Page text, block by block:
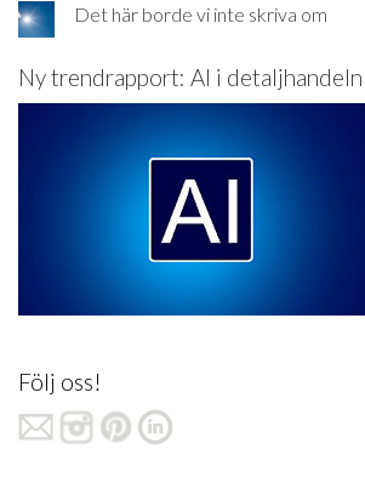
Det här borde vi inte skriva om
Ny trendrapport: AI i detaljhandeln
Följ oss!